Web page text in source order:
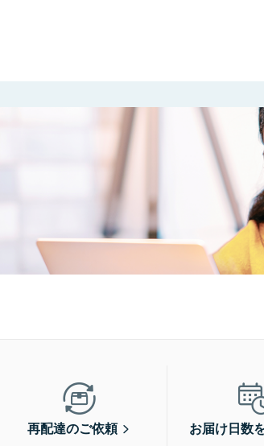
再配達のご依頼 お届け日数